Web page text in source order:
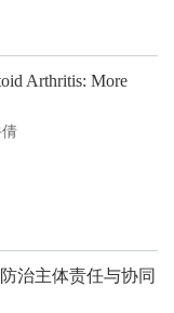
Arthritis: More
治主体责任与协同